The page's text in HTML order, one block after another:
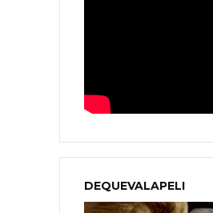
DEQUEVALAPELI